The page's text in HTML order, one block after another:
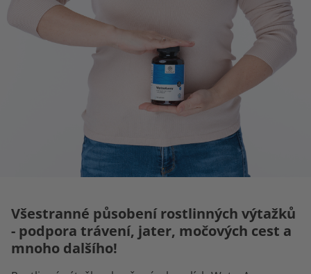
Všestranné působení rostlinných výtažků
- podpora trávení, jater, močových cest a
mnoho dalšího!